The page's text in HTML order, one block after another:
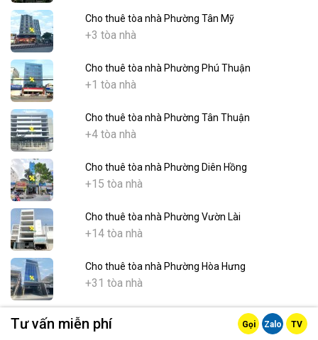
Cho thuê tòa nhà Phường Tân Mỹ
+3 tòa nhà
Cho thuê tòa nhà Phường Phú Thuận
+1 tòa nhà
Cho thuê tòa nhà Phường Tân Thuận
+4 tòa nhà
Cho thuê tòa nhà Phường Diên Hồng
+15 tòa nhà
Cho thuê tòa nhà Phường Vườn Lài
+14 tòa nhà
Cho thuê tòa nhà Phường Hòa Hưng
+31 tòa nhà
Cho thuê tòa nhà Phường Vĩnh Hội
+3 tòa nhà
Tư vấn miễn phí Gọi Zalo TV